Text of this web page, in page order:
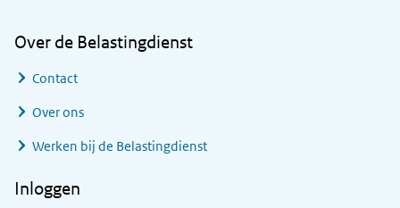
Over de Belastingdienst
Contact
Over ons
Werken bij de Belastingdienst
Inloggen